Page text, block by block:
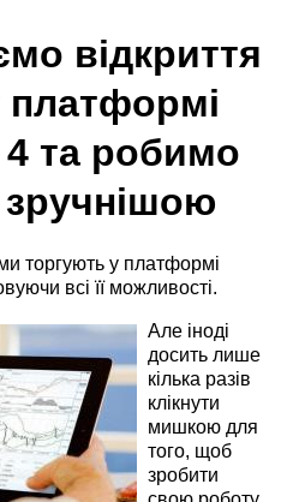
відкриття
платформі
та робимо
зручнішою
торгують у платформі
всі її можливості.
Але іноді
досить лише
кілька разів
клікнути
мишкою для
того, щоб
зробити